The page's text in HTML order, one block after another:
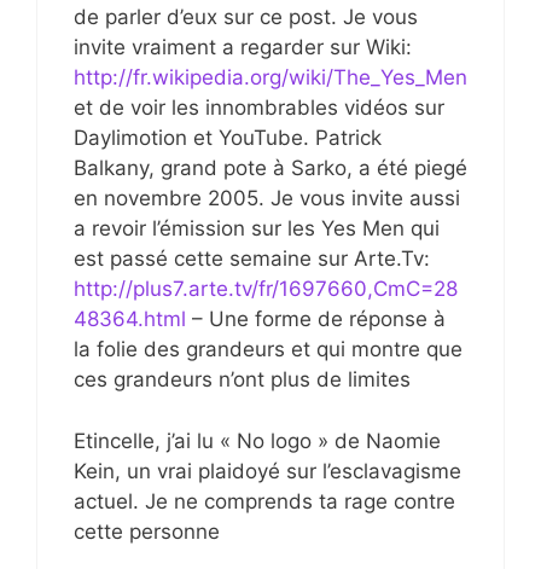
de parler d’eux sur ce post. Je vous
invite vraiment a regarder sur Wiki:
http://fr.wikipedia.org/wiki/The_Yes_Men
et de voir les innombrables vidéos sur
Daylimotion et YouTube. Patrick
Balkany, grand pote à Sarko, a été piegé
en novembre 2005. Je vous invite aussi
a revoir l’émission sur les Yes Men qui
est passé cette semaine sur Arte.Tv:
http://plus7.arte.tv/fr/1697660,CmC=28
48364.html – Une forme de réponse à
la folie des grandeurs et qui montre que
ces grandeurs n’ont plus de limites
Etincelle, j’ai lu « No logo » de Naomie
Kein, un vrai plaidoyé sur l’esclavagisme
actuel. Je ne comprends ta rage contre
cette personne